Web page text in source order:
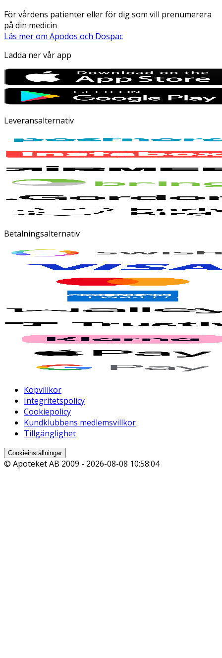
För vårdens patienter eller för dig som vill prenumerera
på din medicin
Läs mer om Apodos och Dospac
Ladda ner vår app
Leveransalternativ
Betalningsalternativ
Köpvillkor
Integritetspolicy
Cookiepolicy
Kundklubbens medlemsvillkor
Tillgänglighet
Cookieinställningar
© Apoteket AB 2009 - 2026-08-08 10:58:04